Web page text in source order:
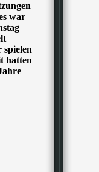
war
spielen
hatten